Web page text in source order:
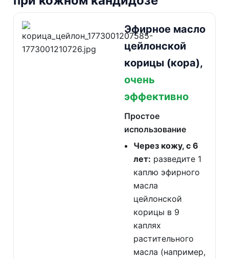
Эфирное масло
цейлонской
корицы (кора),
очень
эффективно
Простое
использование
Через кожу, с 6
лет: разведите 1
каплю эфирного
масла
цейлонской
корицы в 9
каплях
растительного
масла (например,